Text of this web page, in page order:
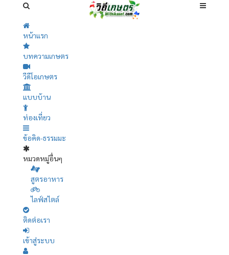
หน้าแรก
บทความเกษตร
วีดีโอเกษตร
แบบบ้าน
ท่องเที่ยว
ข้อคิด-ธรรมมะ
หมวดหมู่อื่นๆ
สูตรอาหาร
ไลฟ์สไตล์
ติดต่อเรา
เข้าสู่ระบบ